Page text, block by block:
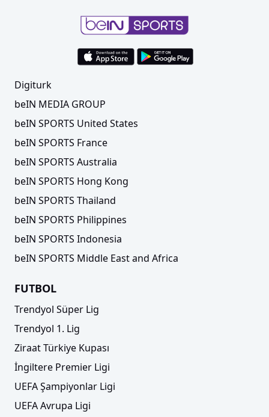
Digiturk
beIN MEDIA GROUP
beIN SPORTS United States
beIN SPORTS France
beIN SPORTS Australia
beIN SPORTS Hong Kong
beIN SPORTS Thailand
beIN SPORTS Philippines
beIN SPORTS Indonesia
beIN SPORTS Middle East and Africa
FUTBOL
Trendyol Süper Lig
Trendyol 1. Lig
Ziraat Türkiye Kupası
İngiltere Premier Ligi
UEFA Şampiyonlar Ligi
UEFA Avrupa Ligi